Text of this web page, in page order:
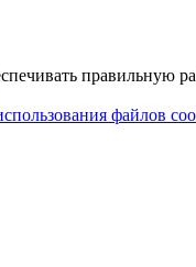
правильную
файлов